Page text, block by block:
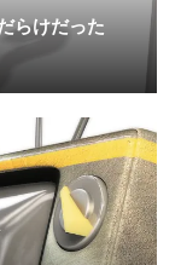
らけだった